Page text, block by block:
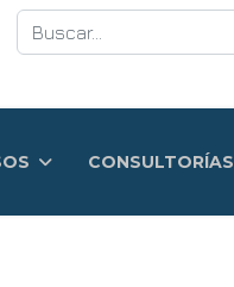
Buscar
CONSULTORÍAS